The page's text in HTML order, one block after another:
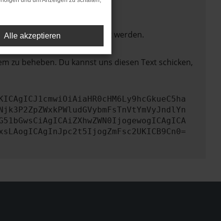
nicht mehr unterstützt werden.
zu beheben. Du kannst uns diesen Text schicken,
Alle akzeptieren